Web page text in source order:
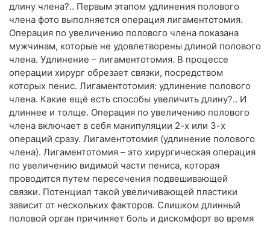
длину члена?.. Первым этапом удлинения полового
члена фото выполняется операция лигаментотомия.
Операция по увеличению полового члена показана
мужчинам, которые не удовлетворены длиной полового
члена. Удлинение – лигаментотомия. В процессе
операции хирург обрезает связки, посредством
которых пенис. Лигаментотомия: удлинение полового
члена. Какие ещё есть способы увеличить длину?.. И
длиннее и толще. Операция по увеличению полового
члена включает в себя манипуляции 2-х или 3-х
операций сразу. Лигаментотомия (удлинение полового
члена). Лигаментотомия – это хирургическая операция
по увеличению видимой части пениса, которая
проводится путем пересечения подвешивающей
связки. Потенциал такой увеличивающей пластики
зависит от нескольких факторов. Слишком длинный
половой орган причиняет боль и дискомфорт во время